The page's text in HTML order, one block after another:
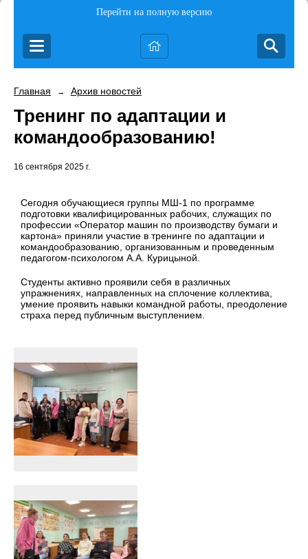
Перейти на полную версию
Главная → Архив новостей
Тренинг по адаптации и
командообразованию!
16 сентября 2025 г.
Сегодня обучающиеся группы МШ-1 по программе
подготовки квалифицированных рабочих, служащих по
профессии «Оператор машин по производству бумаги и
картона» приняли участие в тренинге по адаптации и
командообразованию, организованным и проведенным
педагогом-психологом А.А. Курицыной.
Студенты активно проявили себя в различных
упражнениях, направленных на сплочение коллектива,
умение проявить навыки командной работы, преодоление
страха перед публичным выступлением.